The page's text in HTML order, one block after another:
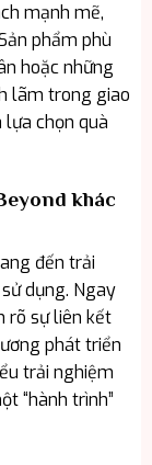
mạnh mẽ,
phẩm phù
hoặc những
lãm trong giao
chọn quà
khác
đến trải
dụng. Ngay
rõ sự liên kết
phát triển
trải nghiệm
“hành trình”